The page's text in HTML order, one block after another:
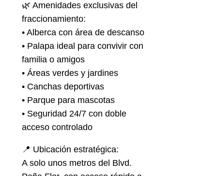
🌿 Amenidades exclusivas del
fraccionamiento:
• Alberca con área de descanso
• Palapa ideal para convivir con
familia o amigos
• Áreas verdes y jardines
• Canchas deportivas
• Parque para mascotas
• Seguridad 24/7 con doble
acceso controlado
📍 Ubicación estratégica:
A solo unos metros del Blvd.